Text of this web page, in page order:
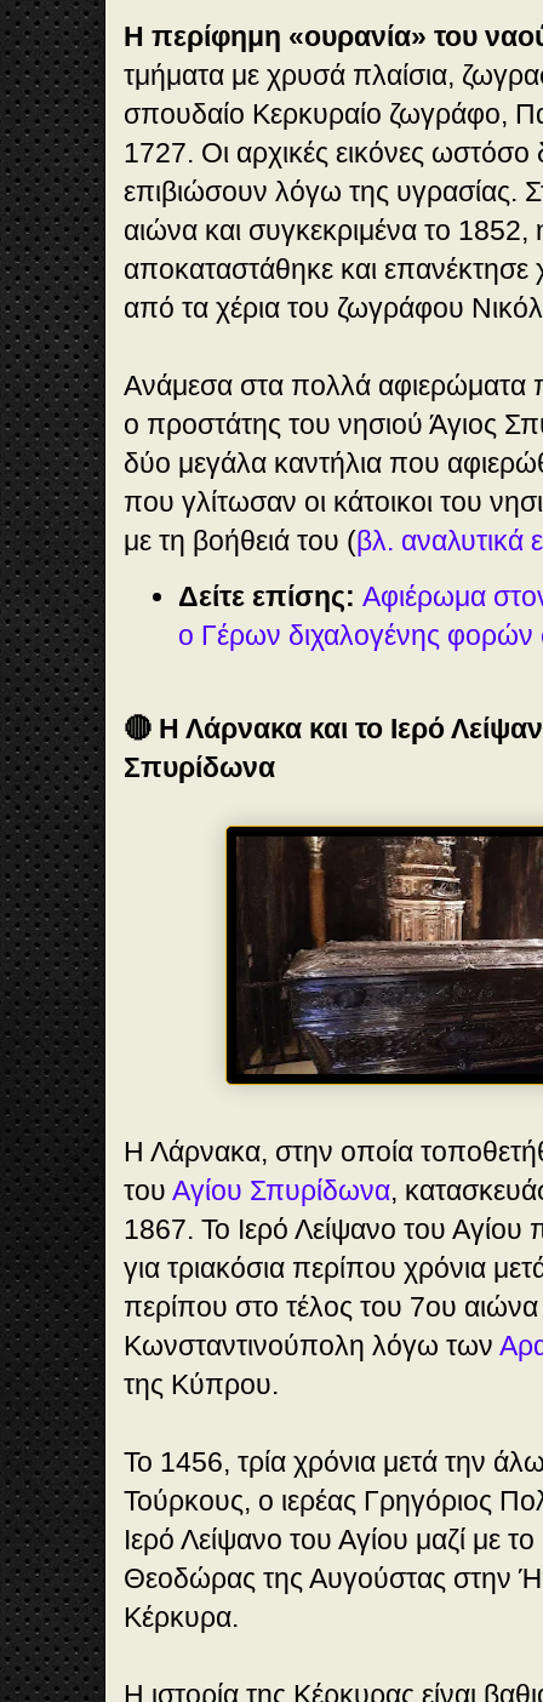
Η περίφημη «ουρανία» του
τμήματα με χρυσά πλαίσια,
σπουδαίο Κερκυραίο ζωγράφο,
1727. Οι αρχικές εικόνες
επιβιώσουν λόγω της υγρασίας.
αιώνα και συγκεκριμένα το 1852,
αποκαταστάθηκε και επανέκτησε
από τα χέρια του ζωγράφου
Ανάμεσα στα πολλά αφιερώματα
ο προστάτης του νησιού Άγιος
δύο μεγάλα καντήλια που
που γλίτωσαν οι κάτοικοι του
με τη βοήθειά του (βλ. αναλυτικά
Δείτε επίσης: Αφιέρωμα
ο Γέρων διχαλογένης
🔴 Η Λάρνακα και το Ιερό
Σπυρίδωνα
Η Λάρνακα, στην οποία
του Αγίου Σπυρίδωνα,
1867. Το Ιερό Λείψανο του Αγίου
για τριακόσια περίπου χρόνια
περίπου στο τέλος του 7ου
Κωνσταντινούπολη λόγω των
της Κύπρου.
Το 1456, τρία χρόνια μετά την
Τούρκους, ο ιερέας Γρηγόριος
Ιερό Λείψανο του Αγίου μαζί με
Θεοδώρας της Αυγούστας στην
Κέρκυρα.
Η ιστορία της Κέρκυρας είναι